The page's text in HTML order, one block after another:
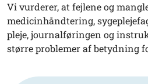
Vi vurderer, at fejlene og
medicinhåndtering,
pleje, journalføringen og
større problemer af betydning